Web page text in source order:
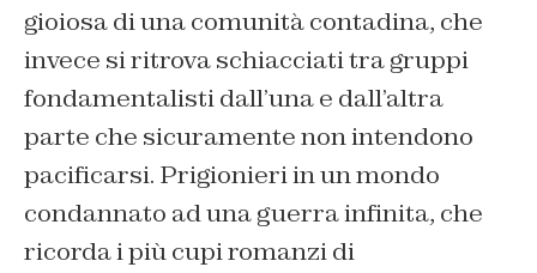
gioiosa di una comunità contadina, che
invece si ritrova schiacciati tra gruppi
fondamentalisti dall’una e dall’altra
parte che sicuramente non intendono
pacificarsi. Prigionieri in un mondo
condannato ad una guerra infinita, che
ricorda i più cupi romanzi di